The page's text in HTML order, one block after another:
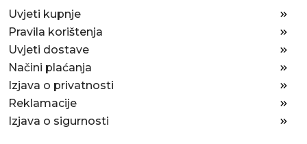
Uvjeti kupnje
Pravila korištenja
Uvjeti dostave
Načini plaćanja
Izjava o privatnosti
Reklamacije
Izjava o sigurnosti